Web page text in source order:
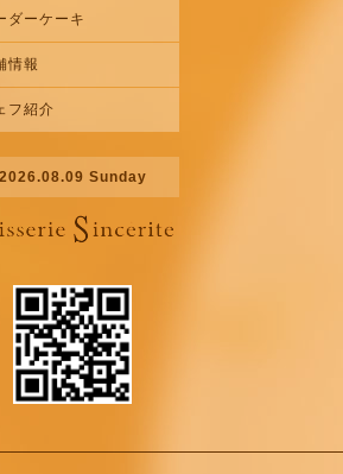
ダーケーキ
情報
フ紹介
2026.08.09 Sunday